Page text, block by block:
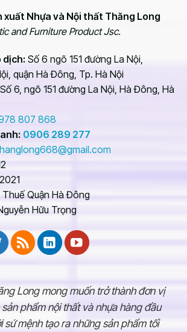
xuất Nhựa và Nội thất Thăng Long
and Furniture Product Jsc.
dịch:Số 6 ngõ 151 đường La Nội,
quận Hà Đông, Tp. Hà Nội
Số 6, ngõ 151 đường La Nội, Hà Đông, Hà
807 868
0906 289 277
Quận Hà Đông
Hữu Trọng
Long mong muốn trở thành đơn vị
phẩm nội thất và nhựa hàng đầu
sứ mệnh tạo ra những sản phẩm tối